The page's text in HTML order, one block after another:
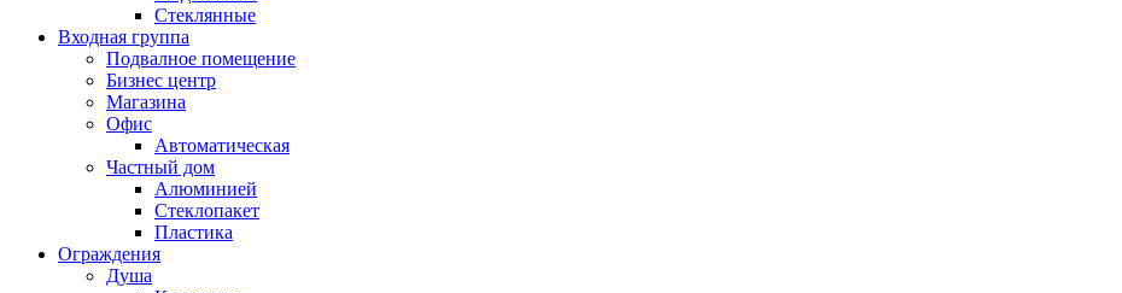
Стеклянные
Входная группа
Подвалное помещение
Бизнес центр
Магазина
Офис
Автоматическая
Частный дом
Алюминией
Стеклопакет
Пластика
Ограждения
Душа